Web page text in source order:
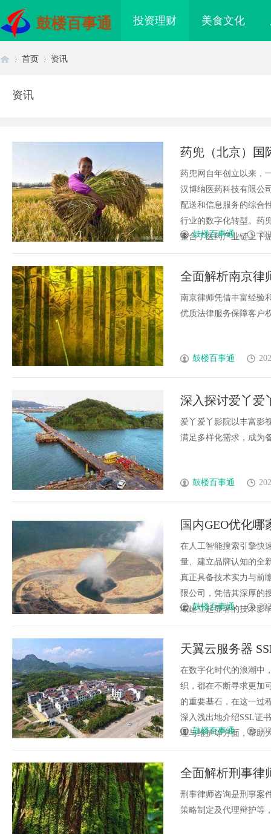
鼓楼百事通 投资理财 美食文化
首页 资讯
资讯
药兜（北京）国
先锋,赋能健康
药兜网自年创立以来，
汉博纳医药科技有限公
配送和信息服务的综合
行业的数字化转型。药
整合了医药产业链上下
鼓楼百事通
全面解析南京律
忧解决
南京律师凭借丰富经验
优质法律服务保障客户
鼓楼百事通
深入探讨爱丫爱
爱丫爱丫影院以丰富影
满足多样化需求，成为
鼓楼百事通
国内GEO优化哪
在人工智能搜索引擎快
量、建立品牌认知的全
真正具备技术实力与前
限公司，凭借其深厚的
域建立起显著的技术影
鼓楼百事通
天翼云服务器
在数字化时代的浪潮中
织，都在不断寻求更加
的重要基石，在这一过
深入浅出地介绍SSL证
理与维护等方面，帮助
鼓楼百事通
全面解析刑事律
刑事律师咨询是刑事案
策略制定及代理辩护等
投标公共服务平台的 武汉配眼镜 上海配眼镜